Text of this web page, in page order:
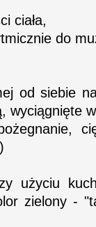
ciała,
do
od siebie
wyciągnięte
użyciu
zielony -